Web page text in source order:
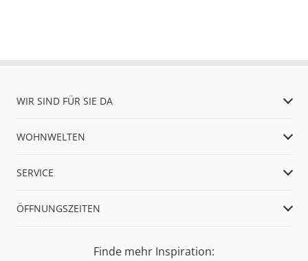
WIR SIND FÜR SIE DA
WOHNWELTEN
SERVICE
ÖFFNUNGSZEITEN
Finde mehr Inspiration: